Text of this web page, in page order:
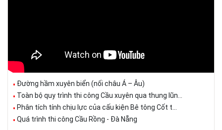
Đường hầm xuyên biển (nối châu Á – Âu)
Toàn bộ quy trình thi công Cầu xuyên qua thung lũn...
Phân tích tính chịu lực của cấu kiện Bê tông Cốt t...
Quá trình thi công Cầu Rồng - Đà Nẵng